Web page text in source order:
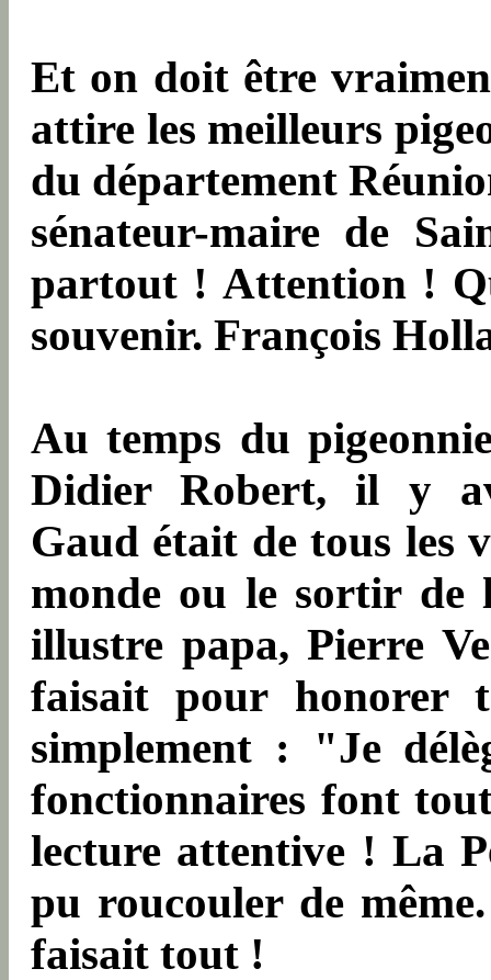
Et on doit être
attire les meilleurs
du département
sénateur-maire de
partout ! Attention !
souvenir. François
Au temps du
Didier Robert, il y
Gaud était de tous les
monde ou le sortir
illustre papa, Pierre
faisait pour honorer
simplement : "Je
fonctionnaires font
lecture attentive ! La
pu roucouler de
faisait tout !